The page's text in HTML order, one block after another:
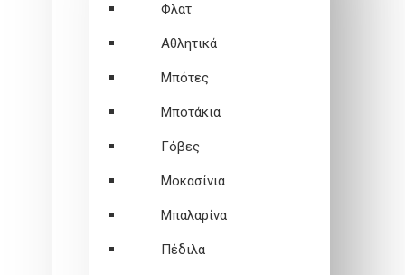
Φλατ
Αθλητικά
Μπότες
Μποτάκια
Γόβες
Μοκασίνια
Μπαλαρίνα
Πέδιλα